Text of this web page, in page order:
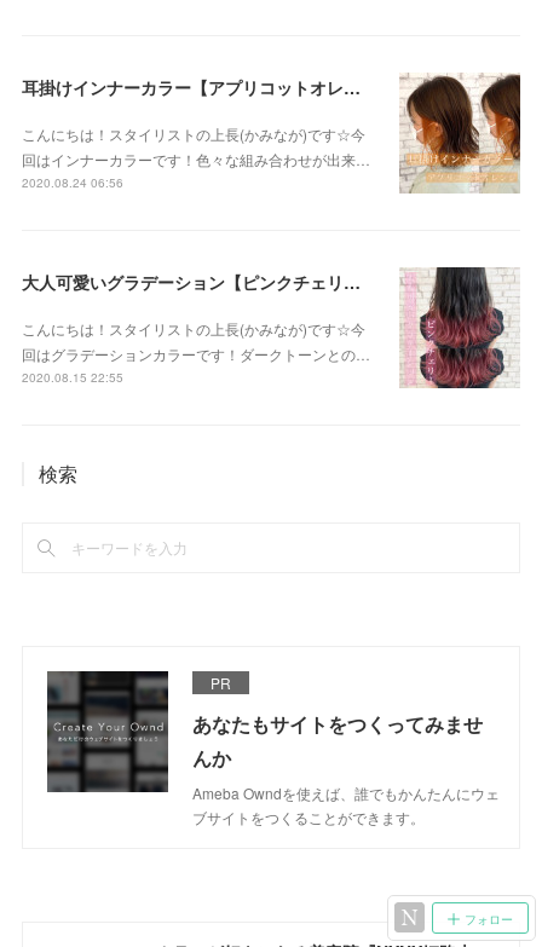
耳掛けインナーカラー【アプリコットオレンジ】
こんにちは！スタイリストの上長(かみなが)です☆今
回はインナーカラーです！色々な組み合わせが出来…
2020.08.24 06:56
大人可愛いグラデーション【ピンクチェリー】
こんにちは！スタイリストの上長(かみなが)です☆今
回はグラデーションカラーです！ダークトーンとの…
2020.08.15 22:55
検索
PR
あなたもサイトをつくってみませ
んか
Ameba Owndを使えば、誰でもかんたんにウェ
ブサイトをつくることができます。
フォロー